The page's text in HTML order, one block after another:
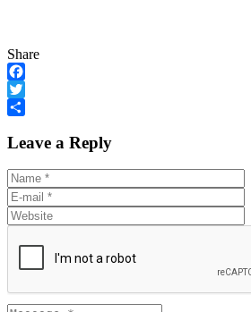
Share
Facebook
Twitter
Leave a Reply